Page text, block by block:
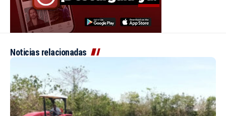
Noticias relacionadas